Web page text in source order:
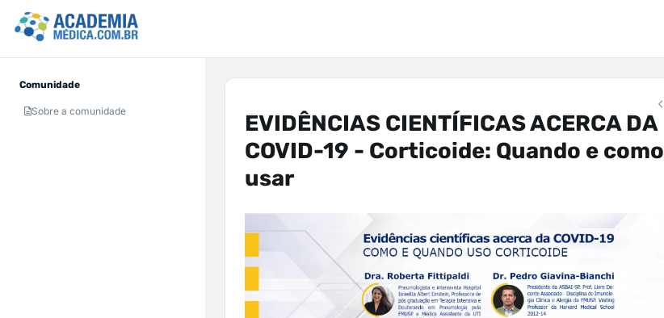
Comunidade
Sobre a comunidade
EVIDÊNCIAS CIENTÍFICAS ACERCA DA
COVID-19 - Corticoide: Quando e como
usar